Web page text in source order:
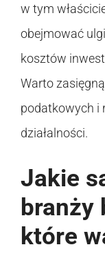
w tym
obejmować
kosztów
Warto
podatkowych i
działalności.
Jakie
branży
które